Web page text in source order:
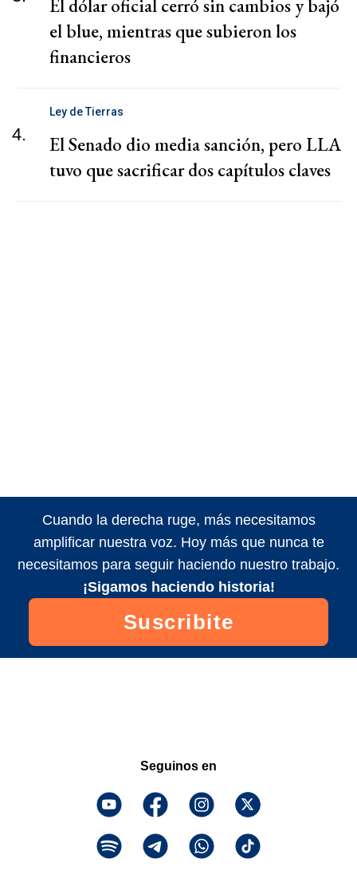
El dólar oficial cerró sin cambios y bajó
el blue, mientras que subieron los
financieros
4.
Ley de Tierras
El Senado dio media sanción, pero LLA
tuvo que sacrificar dos capítulos claves
Cuando la derecha ruge, más necesitamos
amplificar nuestra voz. Hoy más que nunca te
necesitamos para seguir haciendo nuestro trabajo.
¡Sigamos haciendo historia!
Suscribite
Seguinos en